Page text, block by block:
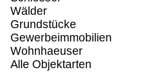
Wälder
Grundstücke
Gewerbeimmobilien
Wohnhaeuser
Alle Objektarten